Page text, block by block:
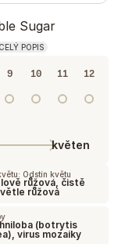
Sugar
POPIS
9 10 11 12
květen
Odstín květu
růžová, čistě
růžová
(botrytis
virus mozaiky